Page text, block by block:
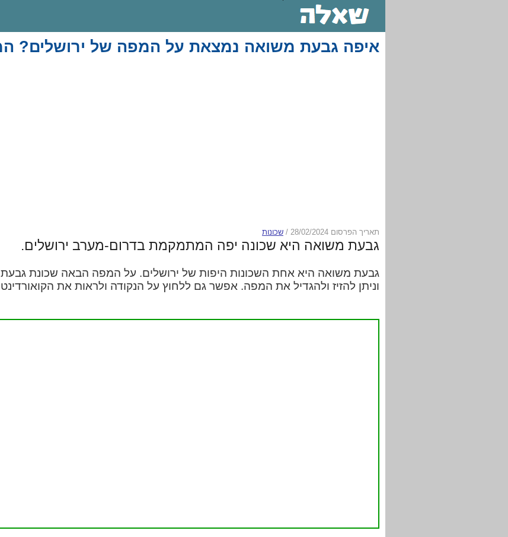
איפה גבעת משואה נמצאת על המפה של ירושלים?
תאריך הפרסום 28/02/2024 / שכונות
גבעת משואה היא שכונה יפה המתמקמת בדרום-מערב ירושלים.
גבעת משואה היא אחת השכונות היפות של ירושלים. על המפה הבאה שכונת
וניתן להזיז ולהגדיל את המפה. אפשר גם ללחוץ על הנקודה ולראות את